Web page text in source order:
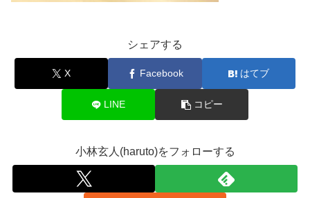
シェアする
X Facebook はてブ
LINE コピー
小林玄人(haruto)をフォローする